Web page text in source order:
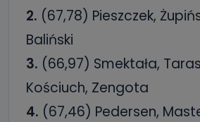
2. (67,78) Pieszczek,
Baliński
3. (66,97) Smektała,
Kościuch, Zengota
4. (67,46) Pedersen,